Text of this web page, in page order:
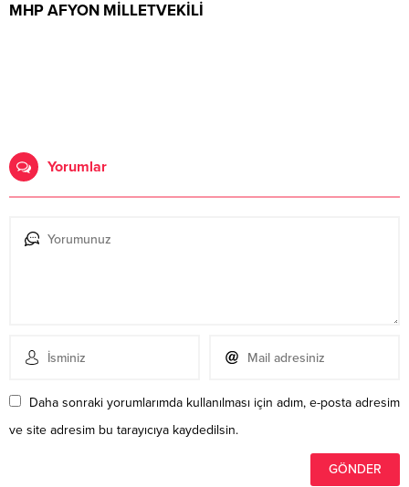
MHP AFYON MİLLETVEKİLİ
Yorumlar
Daha sonraki yorumlarımda kullanılması için adım, e-posta adresim
ve site adresim bu tarayıcıya kaydedilsin.